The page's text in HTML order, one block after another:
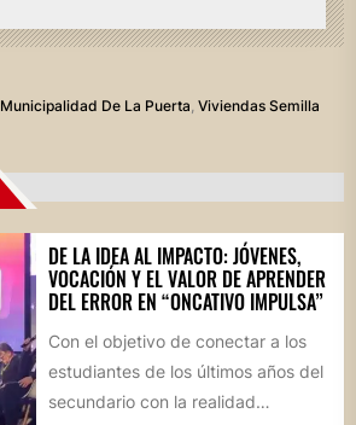
Municipalidad De La Puerta Viviendas Semilla
DE LA IDEA AL IMPACTO: JÓVENES,
VOCACIÓN Y EL VALOR DE APRENDER
DEL ERROR EN “ONCATIVO IMPULSA”
Con el objetivo de conectar a los
estudiantes de los últimos años del
secundario con la realidad